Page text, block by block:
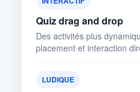
Quiz drag and drop
Des activités plus
placement et interaction
LUDIQUE